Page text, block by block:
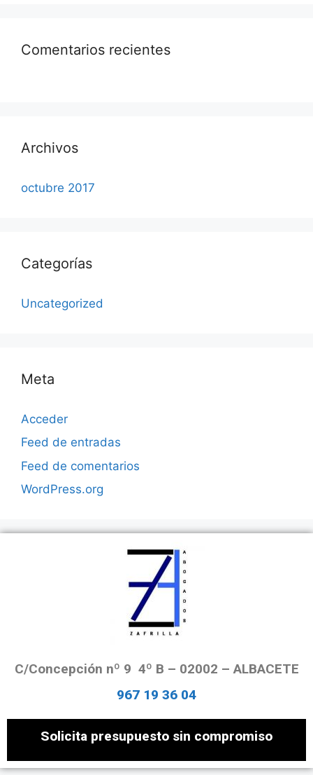
Comentarios recientes
Archivos
octubre 2017
Categorías
Uncategorized
Meta
Acceder
Feed de entradas
Feed de comentarios
WordPress.org
C/Concepción nº 9 4º B – 02002 – ALBACETE
967 19 36 04
Solicita presupuesto sin compromiso